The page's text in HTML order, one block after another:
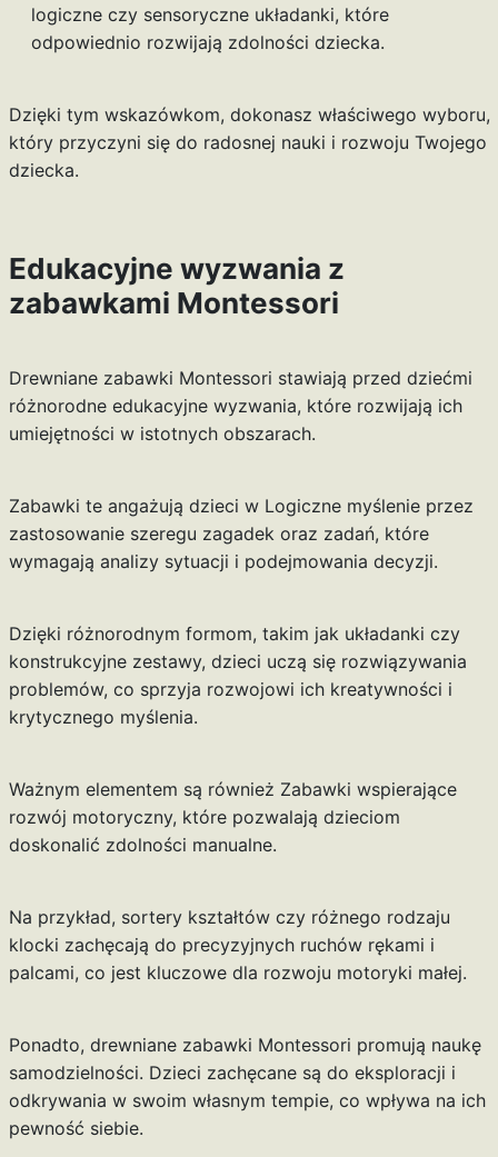
logiczne czy sensoryczne układanki, które
odpowiednio rozwijają zdolności dziecka.
Dzięki tym wskazówkom, dokonasz właściwego wyboru,
który przyczyni się do radosnej nauki i rozwoju Twojego
dziecka.
Edukacyjne wyzwania z
zabawkami Montessori
Drewniane zabawki Montessori stawiają przed dziećmi
różnorodne edukacyjne wyzwania, które rozwijają ich
umiejętności w istotnych obszarach.
Zabawki te angażują dzieci w Logiczne myślenie przez
zastosowanie szeregu zagadek oraz zadań, które
wymagają analizy sytuacji i podejmowania decyzji.
Dzięki różnorodnym formom, takim jak układanki czy
konstrukcyjne zestawy, dzieci uczą się rozwiązywania
problemów, co sprzyja rozwojowi ich kreatywności i
krytycznego myślenia.
Ważnym elementem są również Zabawki wspierające
rozwój motoryczny, które pozwalają dzieciom
doskonalić zdolności manualne.
Na przykład, sortery kształtów czy różnego rodzaju
klocki zachęcają do precyzyjnych ruchów rękami i
palcami, co jest kluczowe dla rozwoju motoryki małej.
Ponadto, drewniane zabawki Montessori promują naukę
samodzielności. Dzieci zachęcane są do eksploracji i
odkrywania w swoim własnym tempie, co wpływa na ich
pewność siebie.